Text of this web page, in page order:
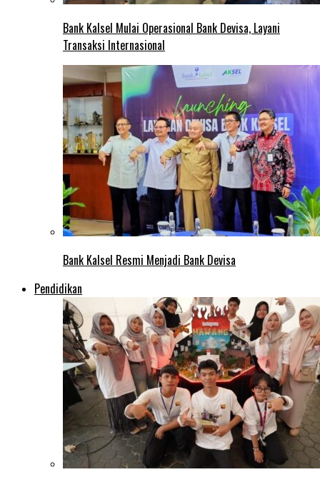
Bank Kalsel Mulai Operasional Bank Devisa, Layani
Transaksi Internasional
Bank Kalsel Resmi Menjadi Bank Devisa
Pendidikan